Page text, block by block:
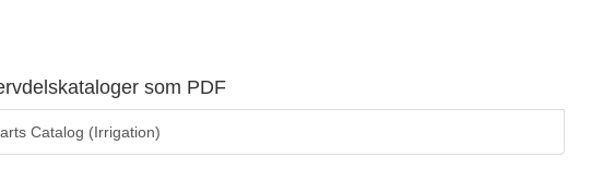
som PDF
Catalog (Irrigation)